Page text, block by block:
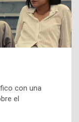
con una
el